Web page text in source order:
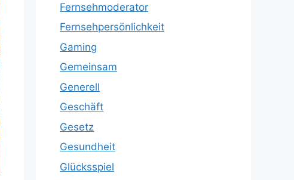
Fernsehmoderator
Fernsehpersönlichkeit
Gaming
Gemeinsam
Generell
Geschäft
Gesetz
Gesundheit
Glücksspiel